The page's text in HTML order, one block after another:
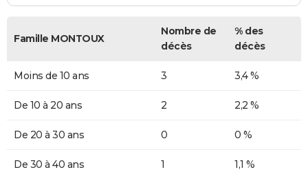
Famille MONTOUX
Nombre de
décès
% des
décès
Moins de 10 ans 3 3,4 %
De 10 à 20 ans 2 2,2 %
De 20 à 30 ans 0 0 %
De 30 à 40 ans 1 1,1 %